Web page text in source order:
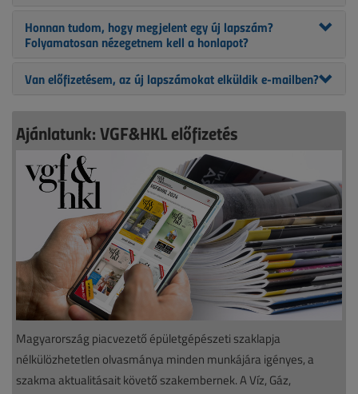
Honnan tudom, hogy megjelent egy új lapszám?
Folyamatosan nézegetnem kell a honlapot?
Van előfizetésem, az új lapszámokat elküldik e-mailben?
Ajánlatunk: VGF&HKL előfizetés
Magyarország piacvezető épületgépészeti szaklapja
nélkülözhetetlen olvasmánya minden munkájára igényes, a
szakma aktualitásait követő szakembernek. A Víz, Gáz,